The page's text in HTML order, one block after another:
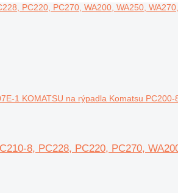
1 KOMATSU na rýpadla Komatsu PC200-
8, PC228, PC220, PC270,